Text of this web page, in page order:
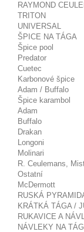
RAYMOND
TRITON
UNIVERSAL
ŠPICE NA TÁGA
Špice pool
Predator
Cuetec
Karbonové špice
Adam / Buffalo
Špice karambol
Adam
Buffalo
Drakan
Longoni
Molinari
R. Ceulemans,
Ostatní
McDermott
RUSKÁ
KRÁTKÁ TÁGA /
RUKAVICE A
NÁVLEKY NA